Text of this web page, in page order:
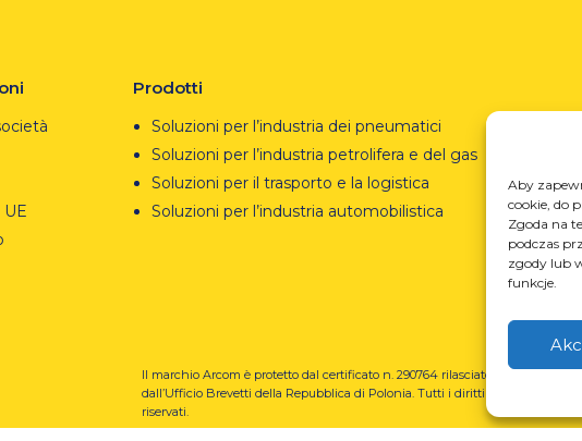
Aby
cookie, do
Zgoda na
podczas
zgody lub
funkcje.
Prodotti
Soluzioni per l’industria dei pneumatici
Soluzioni per l’industria petrolifera e del gas
Soluzioni per il trasporto e la logistica
Soluzioni per l’industria automobilistica
Il marchio Arcom è protetto dal certificato n. 290764 rilasciato
dall’Ufficio Brevetti della Repubblica di Polonia. Tutti i diritti
riservati.